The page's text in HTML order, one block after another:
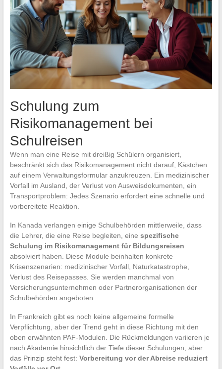
Schulung zum
Risikomanagement bei
Schulreisen
Wenn man eine Reise mit dreißig Schülern organisiert,
beschränkt sich das Risikomanagement nicht darauf, Kästchen
auf einem Verwaltungsformular anzukreuzen. Ein medizinischer
Vorfall im Ausland, der Verlust von Ausweisdokumenten, ein
Transportproblem: Jedes Szenario erfordert eine schnelle und
vorbereitete Reaktion.
In Kanada verlangen einige Schulbehörden mittlerweile, dass
die Lehrer, die eine Reise begleiten, eine spezifische
Schulung im Risikomanagement für Bildungsreisen
absolviert haben. Diese Module beinhalten konkrete
Krisenszenarien: medizinischer Vorfall, Naturkatastrophe,
Verlust des Reisepasses. Sie werden manchmal von
Versicherungsunternehmen oder Partnerorganisationen der
Schulbehörden angeboten.
In Frankreich gibt es noch keine allgemeine formelle
Verpflichtung, aber der Trend geht in diese Richtung mit den
oben erwähnten PAF-Modulen. Die Rückmeldungen variieren je
nach Akademie hinsichtlich der Tiefe dieser Schulungen, aber
das Prinzip steht fest: Vorbereitung vor der Abreise reduziert